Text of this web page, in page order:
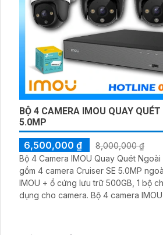
BỘ 4 CAMERA IMOU QUAY
5.0MP
6,500,000 ₫
8,000,000 ₫
Bộ 4 Camera IMOU Quay Quét
gồm 4 camera Cruiser SE 5.0MP
IMOU + ổ cứng lưu trữ 500GB, 1 bộ
dụng cho camera. Bộ 4 camera